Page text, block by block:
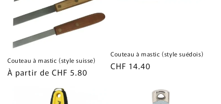
Couteau à mastic (style suisse)
Prix
À partir de CHF 5.80
Couteau à mastic (style suédois)
Prix
CHF 14.40